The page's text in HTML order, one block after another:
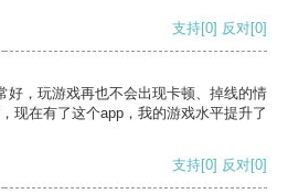
支持[0] 反对[0]
好，玩游戏再也不会出现卡顿、掉线的情
现在有了这个app，我的游戏水平提升了
支持[0] 反对[0]